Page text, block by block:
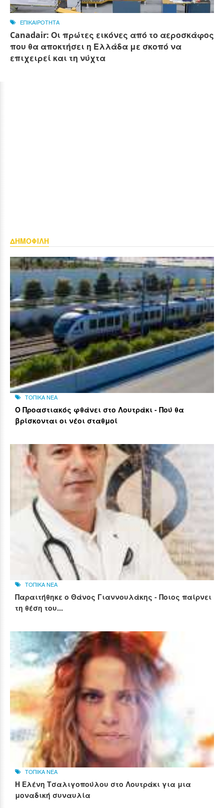
ΕΠΙΚΑΙΡΟΤΗΤΑ
Canadair: Οι πρώτες εικόνες από το αεροσκάφος
που θα αποκτήσει η Ελλάδα με σκοπό να
επιχειρεί και τη νύχτα
ΔΗΜΟΦΙΛΗ
ΤΟΠΙΚΑ ΝΕΑ
Ο Προαστιακός φθάνει στο Λουτράκι - Πού θα
βρίσκονται οι νέοι σταθμοί
ΤΟΠΙΚΑ ΝΕΑ
Παραιτήθηκε ο Θάνος Γιαννουλάκης - Ποιος παίρνει
τη θέση του...
ΤΟΠΙΚΑ ΝΕΑ
Η Ελένη Τσαλιγοπούλου στο Λουτράκι για μια
μοναδική συναυλία